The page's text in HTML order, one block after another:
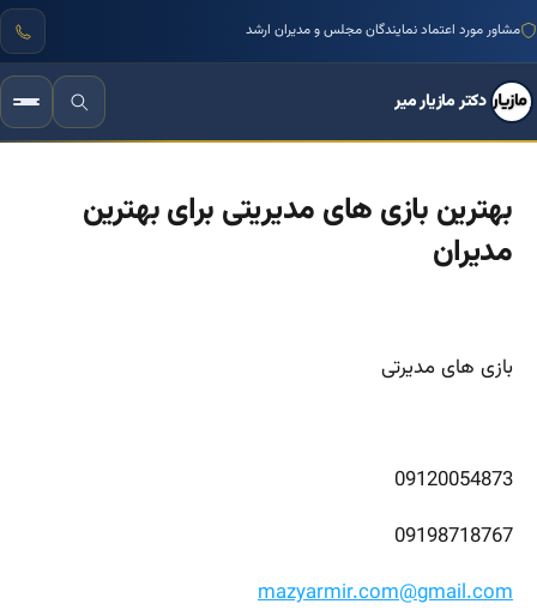
مشاور مورد اعتماد نمایندگان مجلس و مدیران ارشد
دکتر مازیار میر
بهترین بازی های مدیریتی برای بهترین
مدیران
بازی های مدیرتی
09120054873
09198718767
mazyarmir.com@gmail.com